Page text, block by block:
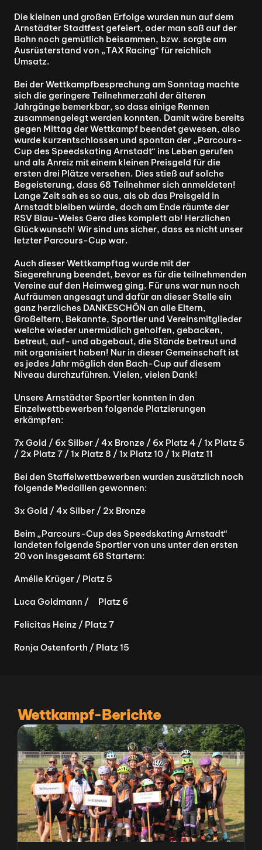
Die kleinen und großen Erfolge wurden nun auf dem
Arnstädter Stadtfest gefeiert, oder man saß auf der
Bahn noch gemütlich beisammen, bzw. sorgte am
Ausrüsterstand von „TAX Racing“ für reichlich
Umsatz.
Bei der Wettkampfbesprechung am Sonntag machte
sich die geringere Teilnehmerzahl der älteren
Jahrgänge bemerkbar, so dass einige Rennen
zusammengelegt werden konnten. Damit wäre bereits
gegen Mittag der Wettkampf beendet gewesen, also
wurde kurzentschlossen und spontan der „Parcours-
Cup des Speedskating Arnstadt“ ins Leben gerufen
und als Anreiz mit einem kleinen Preisgeld für die
ersten drei Plätze versehen. Dies stieß auf solche
Begeisterung, dass 68 Teilnehmer sich anmeldeten!
Lange Zeit sah es so aus, als ob das Preisgeld in
Arnstadt bleiben würde, doch am Ende räumte der
RSV Blau-Weiss Gera dies komplett ab! Herzlichen
Glückwunsch! Wir sind uns sicher, dass es nicht unser
letzter Parcours-Cup war.
Auch dieser Wettkampftag wurde mit der
Siegerehrung beendet, bevor es für die teilnehmenden
Vereine auf den Heimweg ging. Für uns war nun noch
Aufräumen angesagt und dafür an dieser Stelle ein
ganz herzliches DANKESCHÖN an alle Eltern,
Großeltern, Bekannte, Sportler und Vereinsmitglieder
welche wieder unermüdlich geholfen, gebacken,
betreut, auf- und abgebaut, die Stände betreut und
mit organisiert haben! Nur in dieser Gemeinschaft ist
es jedes Jahr möglich den Bach-Cup auf diesem
Niveau durchzuführen. Vielen, vielen Dank!
Unsere Arnstädter Sportler konnten in den
Einzelwettbewerben folgende Platzierungen
erkämpfen:
7x Gold / 6x Silber / 4x Bronze / 6x Platz 4 / 1x Platz 5
/ 2x Platz 7 / 1x Platz 8 / 1x Platz 10 / 1x Platz 11
Bei den Staffelwettbewerben wurden zusätzlich noch
folgende Medaillen gewonnen:
3x Gold / 4x Silber / 2x Bronze
Beim „Parcours-Cup des Speedskating Arnstadt“
landeten folgende Sportler von uns unter den ersten
20 von insgesamt 68 Startern:
Amélie Krüger / Platz 5
Luca Goldmann / 	Platz 6
Felicitas Heinz / Platz 7
Ronja Ostenforth / Platz 15
Wettkampf-Berichte